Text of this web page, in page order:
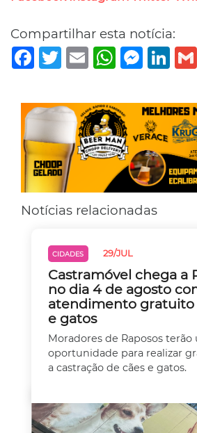
Compartilhar esta notícia:
Facebook
TwitterEmail WhatsApp
Notícias relacionadas
CIDADES 29/JUL
Castramóvel chega a
no dia 4 de agosto
atendimento gratuito
e gatos
Moradores de Raposos terão
oportunidade para realizar
a castração de cães e gatos.